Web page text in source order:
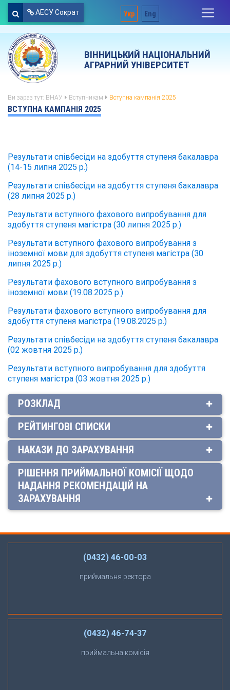
АЕСУ Сократ Укр Eng
ВІННИЦЬКИЙ НАЦІОНАЛЬНИЙ
АГРАРНИЙ УНІВЕРСИТЕТ
Ви зараз тут: ВНАУ Вступникам Вступна кампанія 2025
ВСТУПНА КАМПАНІЯ 2025
Результати співбесіди на здобуття ступеня бакалавра
(14-15 липня 2025 р.)
Результати співбесіди на здобуття ступеня бакалавра
(28 липня 2025 р.)
Результати вступного фахового випробування для
здобуття ступеня магістра (30 липня 2025 р.)
Результати вступного фахового випробування з
іноземної мови для здобуття ступеня магістра (30
липня 2025 р.)
Результати фахового вступного випробування з
іноземної мови (19.08.2025 р.)
Результати фахового вступного випробування для
здобуття ступеня магістра (19.08.2025 р.)
Результати співбесіди на здобуття ступеня бакалавра
(02 жовтня 2025 р.)
Результати вступного випробування для здобуття
ступеня магістра (03 жовтня 2025 р.)
РОЗКЛАД
РЕЙТИНГОВІ СПИСКИ
НАКАЗИ ДО ЗАРАХУВАННЯ
РІШЕННЯ ПРИЙМАЛЬНОЇ КОМІСІЇ ЩОДО
НАДАННЯ РЕКОМЕНДАЦІЙ НА
ЗАРАХУВАННЯ
(0432) 46-00-03
приймальня ректора
(0432) 46-74-37
приймальна комісія